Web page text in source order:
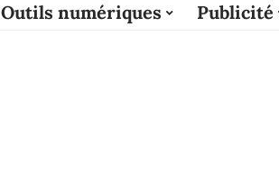
Outils numériques Publicité